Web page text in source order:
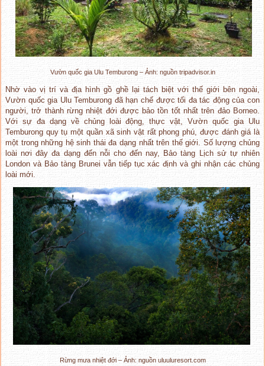
Vườn quốc gia Ulu Temburong – Ảnh: nguồn tripadvisor.in
Nhờ vào vị trí và địa hình gồ ghề lại tách biệt với thế giới bên ngoài,
Vườn quốc gia Ulu Temburong đã hạn chế được tối đa tác động của con
người, trở thành rừng nhiệt đới được bảo tồn tốt nhất trên đảo Borneo.
Với sự đa dạng về chủng loài động, thực vật, Vườn quốc gia Ulu
Temburong quy tụ một quần xã sinh vật rất phong phú, được đánh giá là
một trong những hệ sinh thái đa dạng nhất trên thế giới. Số lượng chủng
loài nơi đây đa dạng đến nỗi cho đến nay, Bảo tàng Lịch sử tự nhiên
London và Bảo tàng Brunei vẫn tiếp tục xác định và ghi nhận các chủng
loài mới.
Rừng mưa nhiệt đới – Ảnh: nguồn uluuluresort.com